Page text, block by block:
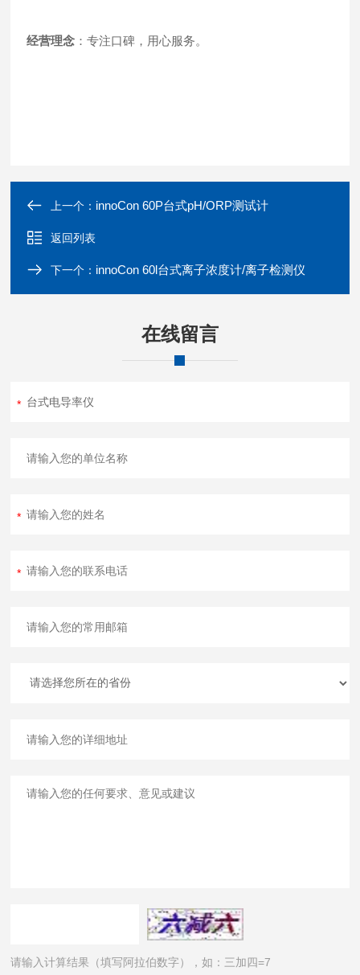
经营理念 ：专注口碑，用心服务。
上一个： innoCon 60P台式pH/ORP测试计
返回列表
下一个： innoCon 60l台式离子浓度计/离子检测仪
在线留言
请输入计算结果（填写阿拉伯数字），如：三加四=7